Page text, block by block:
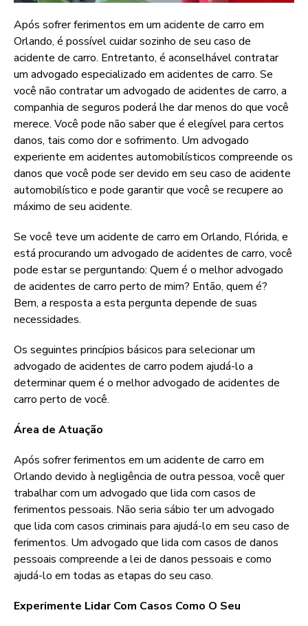
Após sofrer ferimentos em um acidente de carro em
Orlando, é possível cuidar sozinho de seu caso de
acidente de carro. Entretanto, é aconselhável contratar
um advogado especializado em acidentes de carro. Se
você não contratar um advogado de acidentes de carro, a
companhia de seguros poderá lhe dar menos do que você
merece. Você pode não saber que é elegível para certos
danos, tais como dor e sofrimento. Um advogado
experiente em acidentes automobilísticos compreende os
danos que você pode ser devido em seu caso de acidente
automobilístico e pode garantir que você se recupere ao
máximo de seu acidente.
Se você teve um acidente de carro em Orlando, Flórida, e
está procurando um advogado de acidentes de carro, você
pode estar se perguntando: Quem é o melhor advogado
de acidentes de carro perto de mim? Então, quem é?
Bem, a resposta a esta pergunta depende de suas
necessidades.
Os seguintes princípios básicos para selecionar um
advogado de acidentes de carro podem ajudá-lo a
determinar quem é o melhor advogado de acidentes de
carro perto de você.
Área de Atuação
Após sofrer ferimentos em um acidente de carro em
Orlando devido à negligência de outra pessoa, você quer
trabalhar com um advogado que lida com casos de
ferimentos pessoais. Não seria sábio ter um advogado
que lida com casos criminais para ajudá-lo em seu caso de
ferimentos. Um advogado que lida com casos de danos
pessoais compreende a lei de danos pessoais e como
ajudá-lo em todas as etapas do seu caso.
Experimente Lidar Com Casos Como O Seu